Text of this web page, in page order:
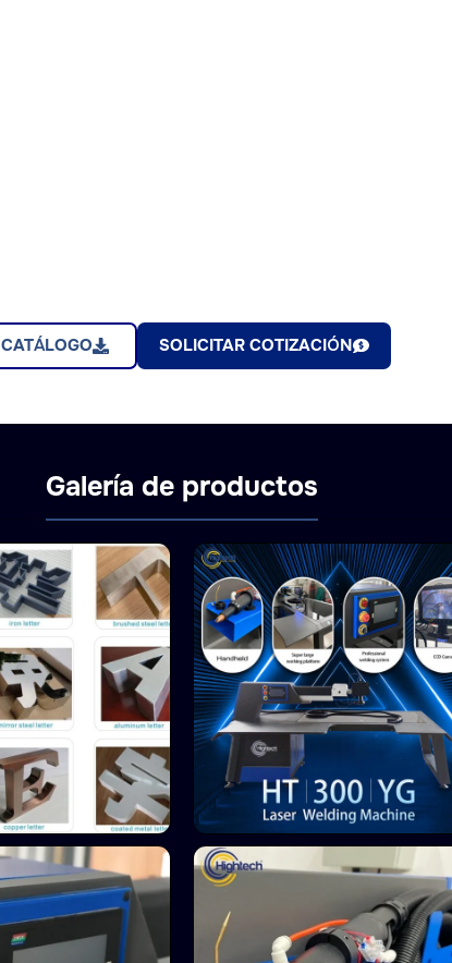
CATÁLOGO SOLICITAR COTIZACIÓN
Galería de productos